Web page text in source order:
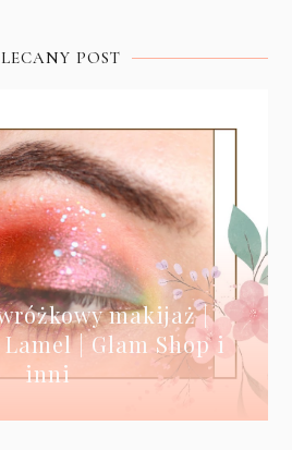
POST
makijaż |
Lamel | Glam Shop i
inni